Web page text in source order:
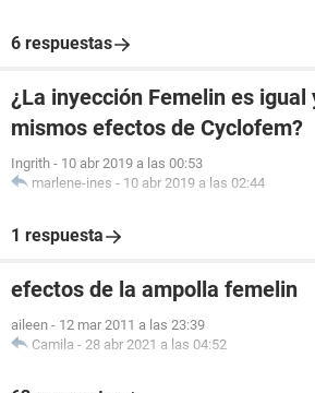
6 respuestas
¿La inyección Femelin es igual
mismos efectos de Cyclofem?
Ingrith - 10 abr 2019 a las 00:53
marlene-ines - 10 abr 2019 a las 02:44
1 respuesta
efectos de la ampolla femelin
aileen - 12 mar 2011 a las 23:39
Camila - 28 abr 2021 a las 04:52